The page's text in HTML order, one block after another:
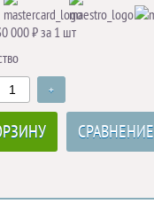
000 ₽ за 1 шт
+
СРАВНЕНИЕ